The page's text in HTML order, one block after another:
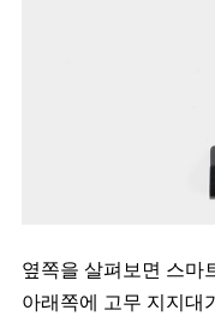
옆쪽을 살펴보면 스마
아래쪽에 고무 지지대